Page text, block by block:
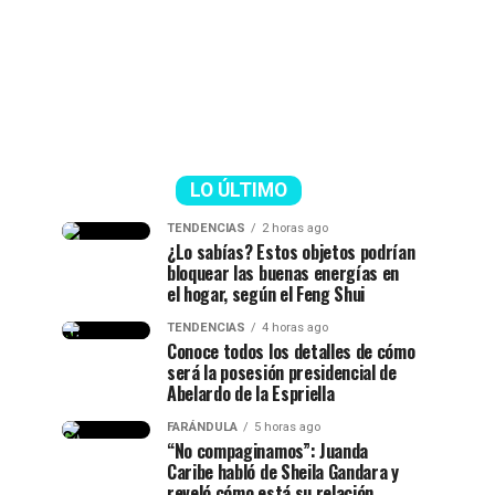
LO ÚLTIMO
TENDENCIAS 2 horas ago
¿Lo sabías? Estos objetos podrían
bloquear las buenas energías en
el hogar, según el Feng Shui
TENDENCIAS 4 horas ago
Conoce todos los detalles de cómo
será la posesión presidencial de
Abelardo de la Espriella
FARÁNDULA 5 horas ago
“No compaginamos”: Juanda
Caribe habló de Sheila Gandara y